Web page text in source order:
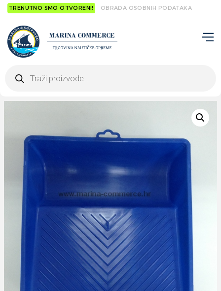
TRENUTNO SMO OTVORENI! OBRADA OSOBNIH PODATAKA
search